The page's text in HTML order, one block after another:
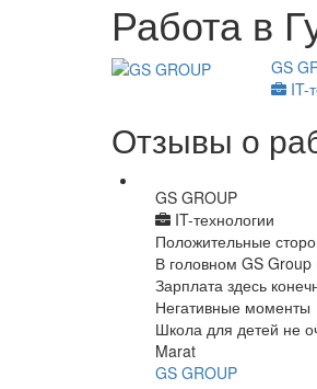
Работа в
GS
IT-
Отзывы о
GS GROUP
IT-технологии
Положительные
В головном GS
Зарплата здесь
Негативные моменты
Школа для детей не
Marat
GS GROUP